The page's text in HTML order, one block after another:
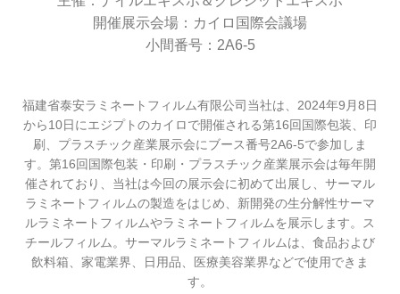
開催展示会場：カイロ国際会議場
小間番号：2A6-5
福建省泰安ラミネートフィルム有限公司当社は、2024年9月8日
から10日にエジプトのカイロで開催される第16回国際包装、印
刷、プラスチック産業展示会にブース番号2A6-5で参加しま
す。第16回国際包装・印刷・プラスチック産業展示会は毎年開
催されており、当社は今回の展示会に初めて出展し、サーマル
ラミネートフィルムの製造をはじめ、新開発の生分解性サーマ
ルラミネートフィルムやラミネートフィルムを展示します。ス
チールフィルム。サーマルラミネートフィルムは、食品および
飲料箱、家電業界、日用品、医療美容業界などで使用できま
す。